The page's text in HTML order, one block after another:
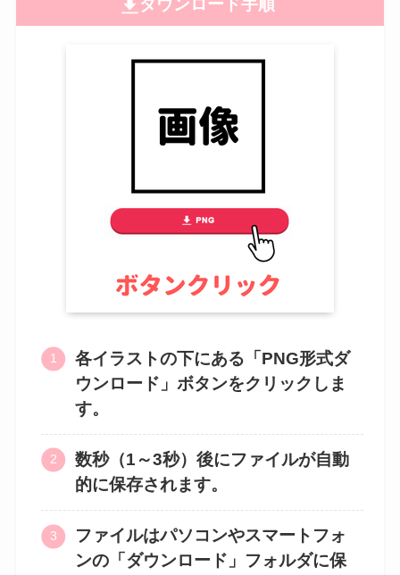
ダウンロード手順
各イラストの下にある「PNG形式ダ
ウンロード」ボタンをクリックしま
す。
数秒（1～3秒）後にファイルが自動
的に保存されます。
ファイルはパソコンやスマートフォ
ンの「ダウンロード」フォルダに保